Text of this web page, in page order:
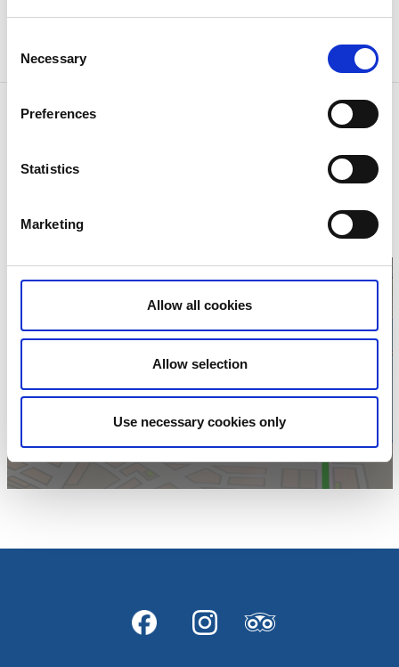
Selection
Necessary
Preferences
Statistics
Marketing
Allow all cookies
Allow selection
Use necessary cookies only
Snäckan.
Kontaktinformation
45191 Uddevalla
Hemsida:konditorisnackan.se
Klicka för att visa
karta